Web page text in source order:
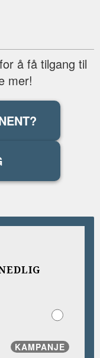
å få tilgang til
mer!
KAMPANJE